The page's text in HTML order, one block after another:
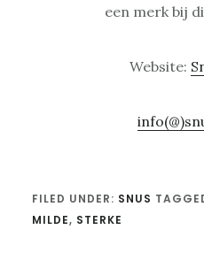
een merk bij
Website:
FILED UNDER: SNUS
MILDE, STERKE